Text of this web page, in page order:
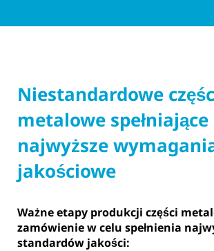
Niestandardowe
metalowe spełniające
najwyższe
jakościowe
Ważne etapy produkcji części
zamówienie w celu spełnienia
standardów jakości: